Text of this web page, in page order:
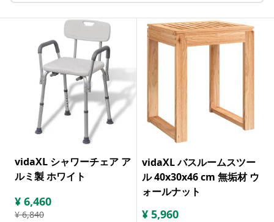
vidaXL シャワーチェア ア
ルミ製 ホワイト
¥ 6,460
¥ 6,840
vidaXL バスルームスツー
ル 40x30x46 cm 無垢材 ウ
ォールナット
¥ 5,960